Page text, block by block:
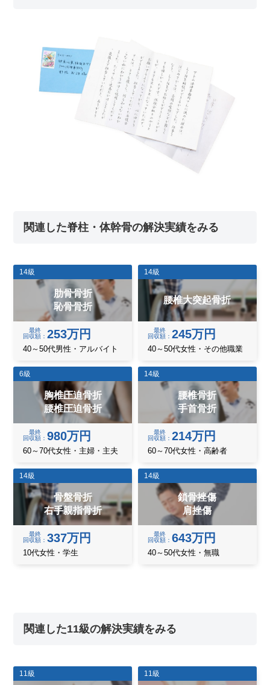
関連した脊柱・体幹骨の解決実績をみる
14級
肋骨骨折
恥骨骨折
最終
回収額
253万円
40～50代男性・アルバイト
14級
腰椎大突起骨折
最終
回収額
245万円
40～50代女性・その他職業
6級
胸椎圧迫骨折
腰椎圧迫骨折
最終
回収額
980万円
60～70代女性・主婦・主夫
14級
腰椎骨折
手首骨折
最終
回収額
214万円
60～70代女性・高齢者
14級
骨盤骨折
右手親指骨折
最終
回収額
337万円
10代女性・学生
14級
鎖骨挫傷
肩挫傷
最終
回収額
643万円
40～50代女性・無職
関連した11級の解決実績をみる
11級 11級